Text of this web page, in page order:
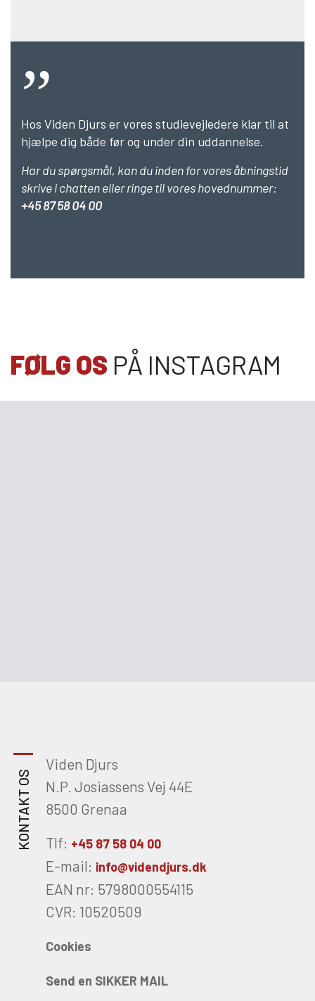
Hos Viden Djurs er vores studievejledere klar til at
hjælpe dig både før og under din uddannelse.
Har du spørgsmål, kan du inden for vores åbningstid
skrive i chatten eller ringe til vores hovednummer:
+45 87 58 04 00
FØLG OS PÅ INSTAGRAM
KONTAKT OS
Viden Djurs
N.P. Josiassens Vej 44E
8500 Grenaa
Tlf: +45 87 58 04 00
E-mail: info@videndjurs.dk
EAN nr: 5798000554115
CVR: 10520509
Cookies
Send en SIKKER MAIL